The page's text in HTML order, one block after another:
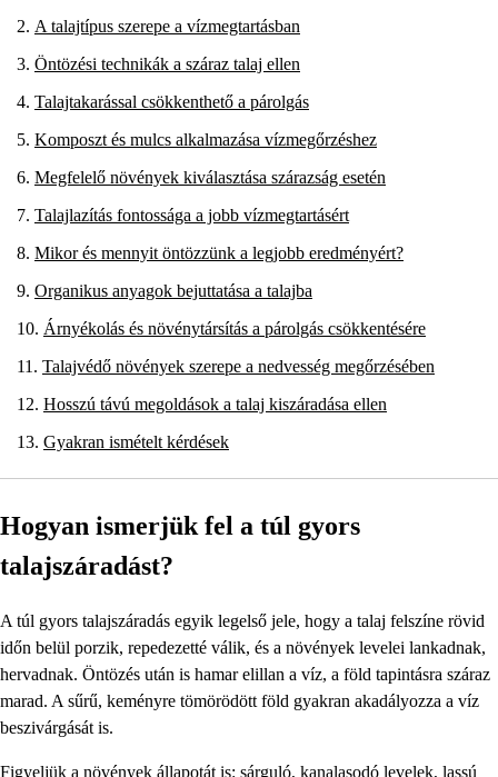
A talajtípus szerepe a vízmegtartásban
Öntözési technikák a száraz talaj ellen
Talajtakarással csökkenthető a párolgás
Komposzt és mulcs alkalmazása vízmegőrzéshez
Megfelelő növények kiválasztása szárazság esetén
Talajlazítás fontossága a jobb vízmegtartásért
Mikor és mennyit öntözzünk a legjobb eredményért?
Organikus anyagok bejuttatása a talajba
Árnyékolás és növénytársítás a párolgás csökkentésére
Talajvédő növények szerepe a nedvesség megőrzésében
Hosszú távú megoldások a talaj kiszáradása ellen
Gyakran ismételt kérdések
Hogyan ismerjük fel a túl gyors
talajszáradást?
A túl gyors talajszáradás egyik legelső jele, hogy a talaj felszíne rövid
időn belül porzik, repedezetté válik, és a növények levelei lankadnak,
hervadnak. Öntözés után is hamar elillan a víz, a föld tapintásra száraz
marad. A sűrű, keményre tömörödött föld gyakran akadályozza a víz
beszivárgását is.
Figyeljük a növények állapotát is: sárguló, kanalasodó levelek, lassú